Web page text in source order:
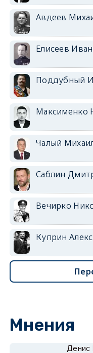
Авдеев
Елисеев
Поддубный
Максименко
Чалый
Саблин
Вечирко
Куприн
Мнения
Денис